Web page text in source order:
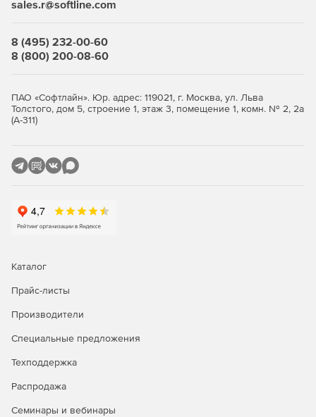
обновление базы правил СОВ;
модульная структура аппаратных платформ;
возможна поставка в пяти вариантах исполнения.
данных (реестр российского ПО). Приказ Минкомсвязи
России от 18.03.2016.
sales.r@softline.com
8 (495) 232-00-60
8 (800) 200-08-60
ПАО «Софтлайн». Юр. адрес: 119021, г. Москва, ул. Льва
Толстого, дом 5, строение 1, этаж 3, помещение 1, комн. № 2, 2а
(А-311)
Каталог
Прайс-листы
Производители
Специальные предложения
Техподдержка
Распродажа
Семинары и вебинары